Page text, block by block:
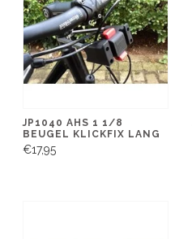
JP1040 AHS 1 1/8
BEUGEL KLICKFIX LANG
€17,95